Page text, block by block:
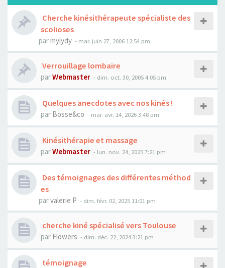
Cherche kinésithérapeute spécialiste des
scolioses
parmylydy - mar. juin 27, 2006 12:54 pm
Verrouillage lombaire
parWebmaster - dim. oct. 30, 2005 4:05 pm
Quelques anecdotes avec nos kinés !
par Bosse&co - mar. avr. 14, 2026 3:48 pm
Kinésithérapie et massage
parWebmaster - lun. nov. 24, 2025 7:21 pm
Des témoignages des différentes méthod
es
parvalerie P - dim. févr. 02, 2025 11:01 pm
cherche kiné spécialisé vers Toulouse
par Flowers - dim. déc. 22, 2024 3:21 pm
témoignage